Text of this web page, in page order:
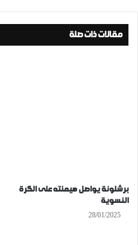
مقالات ذات صلة
برشلونة يواصل هيمنته على الكرة
النسوية
28/01/2025